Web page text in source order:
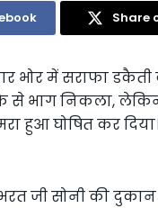
Share
भोर में सराफा
से भाग निकला,
हुआ घोषित कर
जी सोनी की